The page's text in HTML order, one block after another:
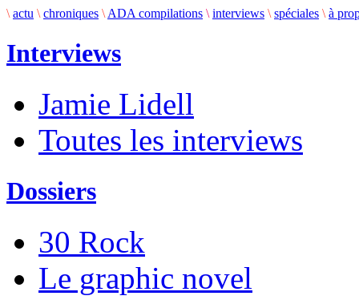
\ actu \ chroniques \ ADA compilations \ interviews \ spéciales \ à
Interviews
Jamie Lidell
Toutes les interviews
Dossiers
30 Rock
Le graphic novel